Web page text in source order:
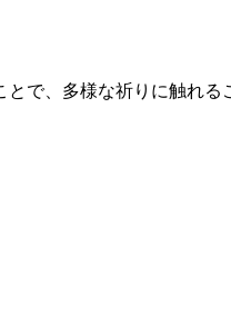
で、多様な祈りに触れる